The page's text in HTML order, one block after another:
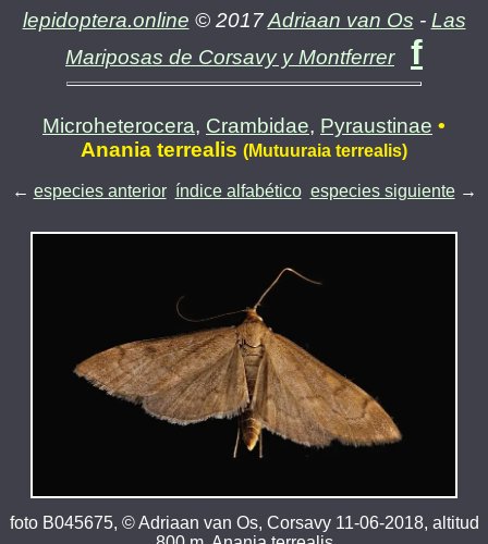
lepidoptera.online © 2017Adriaan van Os - Las
Mariposas de Corsavy y Montferrer
f
Microheterocera, Crambidae, Pyraustinae •
Anania terrealis (Mutuuraia terrealis)
← especies anterior índice alfabético especies siguiente→
foto B045675, © Adriaan van Os, Corsavy 11-06-2018, altitud